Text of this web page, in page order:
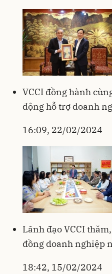
VCCI đồng hành
động hỗ trợ doanh
16:09, 22/02/2024
Lãnh đạo VCCI
đồng doanh nghiệp
18:42, 15/02/2024